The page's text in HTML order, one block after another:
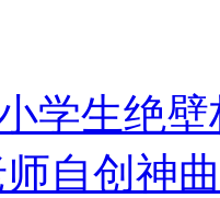
正
学生绝
自创神